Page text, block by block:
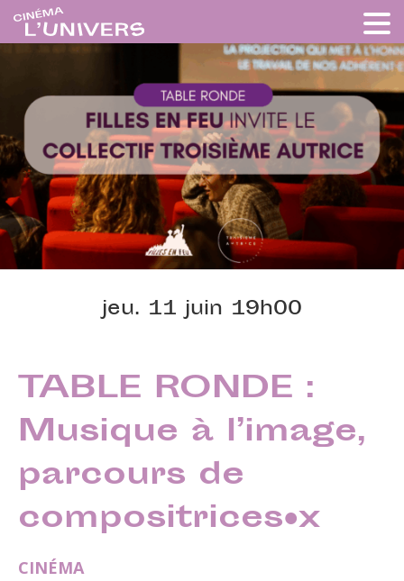
jeu. 11 juin 19h00
TABLE RONDE :
Musique à l’image,
parcours de
compositrices·x
CINÉMA